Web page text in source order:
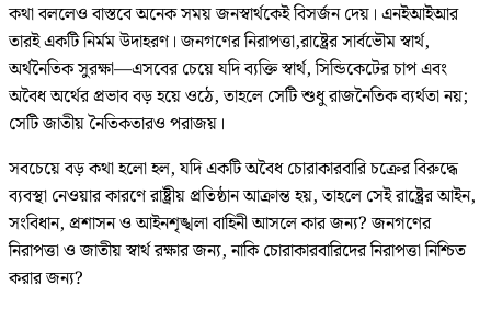
কথা বললেও বাস্তবে অনেক সময় জনস্বার্থকেই বিসর্জন দেয়। এনইআইআর
তারই একটি নির্মম উদাহরণ। জনগণের নিরাপত্তা,রাষ্ট্রের সার্বভৌম স্বার্থ,
অর্থনৈতিক সুরক্ষা—এসবের চেয়ে যদি ব্যক্তি স্বার্থ, সিন্ডিকেটের চাপ এবং
অবৈধ অর্থের প্রভাব বড় হয়ে ওঠে, তাহলে সেটি শুধু রাজনৈতিক ব্যর্থতা নয়;
সেটি জাতীয় নৈতিকতারও পরাজয়।
সবচেয়ে বড় কথা হলো হল, যদি একটি অবৈধ চোরাকারবারি চক্রের বিরুদ্ধে
ব্যবস্থা নেওয়ার কারণে রাষ্ট্রীয় প্রতিষ্ঠান আক্রান্ত হয়, তাহলে সেই রাষ্ট্রের আইন,
সংবিধান, প্রশাসন ও আইনশৃঙ্খলা বাহিনী আসলে কার জন্য? জনগণের
নিরাপত্তা ও জাতীয় স্বার্থ রক্ষার জন্য, নাকি চোরাকারবারিদের নিরাপত্তা নিশ্চিত
করার জন্য?